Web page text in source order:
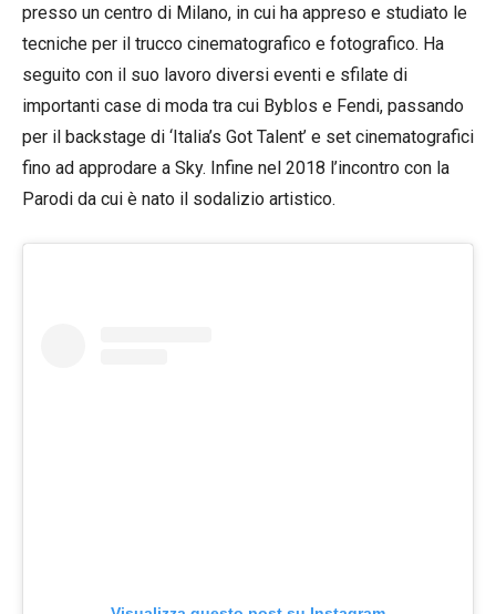
presso un centro di Milano, in cui ha appreso e studiato le
tecniche per il trucco cinematografico e fotografico. Ha
seguito con il suo lavoro diversi eventi e sfilate di
importanti case di moda tra cui Byblos e Fendi, passando
per il backstage di ‘Italia’s Got Talent’ e set cinematografici
fino ad approdare a Sky. Infine nel 2018 l’incontro con la
Parodi da cui è nato il sodalizio artistico.